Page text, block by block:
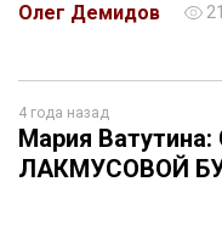
Олег Демидов
4 года назад
Мария
ЛАКМУСОВОЙ